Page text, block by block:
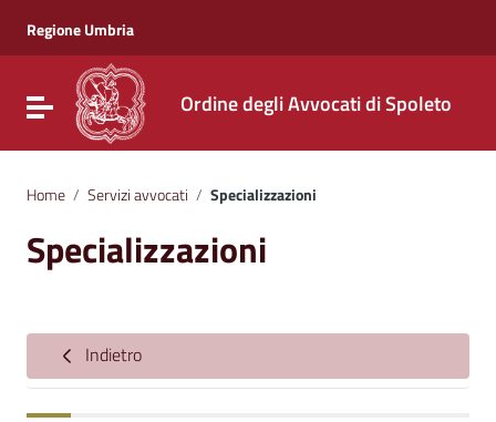
Vai al menu di navigazione
Vai al footer
Regione Umbria
Attiva / disattiva la navigazioneOrdine degli Avvocati di Spoleto
Home / Servizi avvocati / Specializzazioni
Specializzazioni
Indietro